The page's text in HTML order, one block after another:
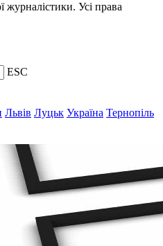
Усі права
ESC
Львів Луцьк Україна Тернопіль